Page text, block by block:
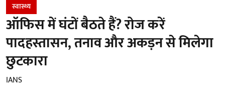
स्वास्थ्य
ऑफिस में घंटों बैठते हैं? रोज करें
पादहस्तासन, तनाव और अकड़न से मिलेगा
छुटकारा
IANS